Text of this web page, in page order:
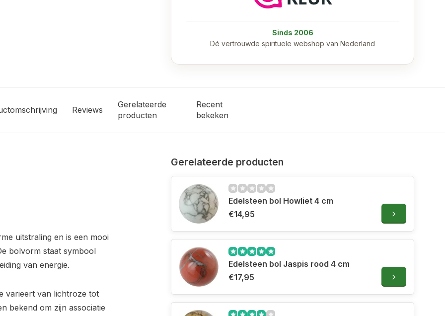
Sinds 2006
Dé vertrouwde spirituele webshop van Nederland
Reviews
Gerelateerde
producten
Recent
bekeken
uitstraling en is een mooi
bolvorm staat symbool
van energie.
varieert van lichtroze tot
bekend om zijn associatie
Gerelateerde producten
Edelsteen bol Howliet 4 cm
€14,95
Edelsteen bol Jaspis rood 4 cm
€17,95